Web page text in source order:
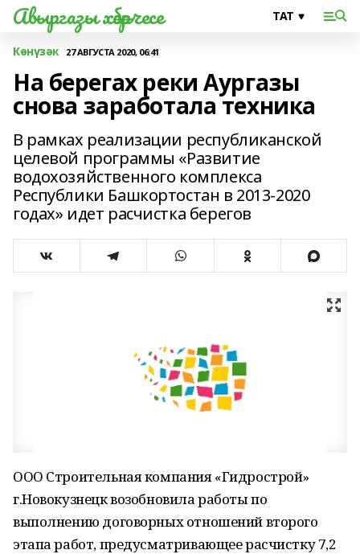
Авыргазы хәбәрчесе
Көнүзәк 27 АВГУСТА 2020, 06:41
На берегах реки Аургазы
снова заработала техника
В рамках реализации республиканской
целевой программы «Развитие
водохозяйственного комплекса
Республики Башкортостан в 2013-2020
годах» идет расчистка берегов
ООО Строительная компания «Гидрострой»
г.Новокузнецк возобновила работы по
выполнению договорных отношений второго
этапа работ, предусматривающее расчистку 7,2